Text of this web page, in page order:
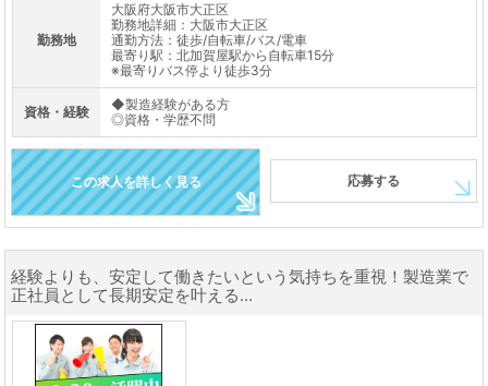
勤務地
大阪府大阪市大正区
勤務地詳細：大阪市大正区
通勤方法：徒歩/自転車/バス/電車
最寄り駅：北加賀屋駅から自転車15分
※最寄りバス停より徒歩3分
資格・経験
◆製造経験がある方
◎資格・学歴不問
この求人を詳しく見る 応募する
経験よりも、安定して働きたいという気持ちを重視！製造業で
正社員として長期安定を叶える...